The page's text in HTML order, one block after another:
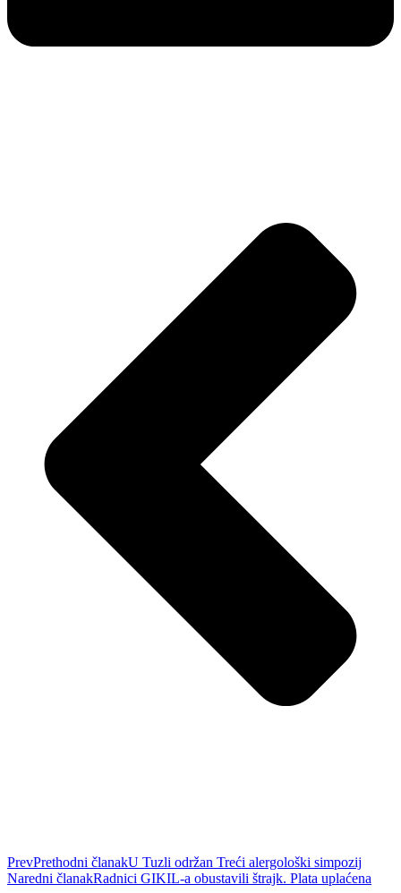
PrevPrethodni članakU Tuzli održan Treći alergološki simpozij
Naredni članakRadnici GIKIL-a obustavili štrajk. Plata uplaćena